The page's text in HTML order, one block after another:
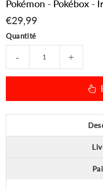
Pokémon - Pokébox -
€29,99
Quantité
+
-